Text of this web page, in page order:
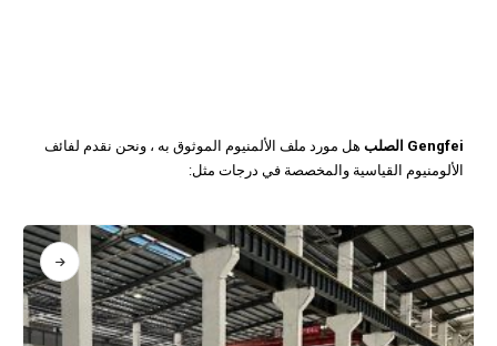
Gengfei الصلب
هل مورد ملف الألمنيوم الموثوق به ، ونحن نقدم لفائف
الألومنيوم القياسية والمخصصة في درجات مثل: